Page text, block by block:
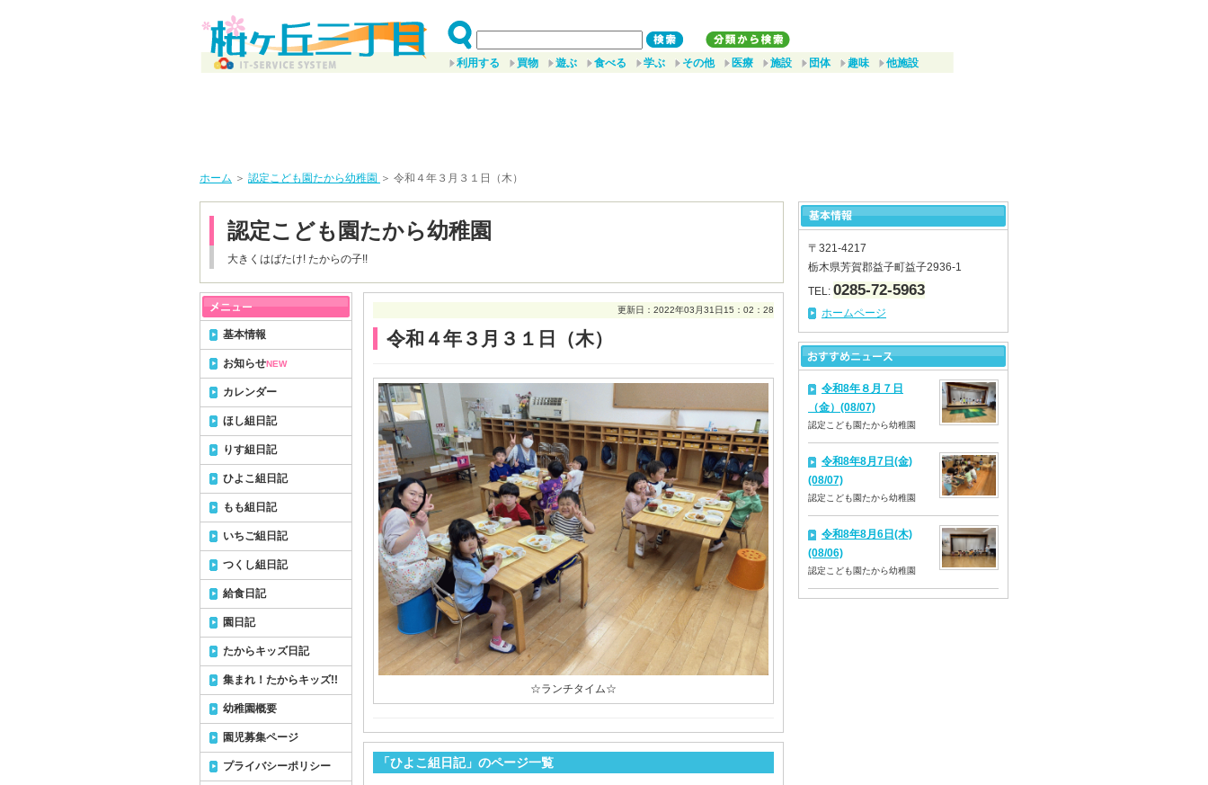
利用する 買物 遊ぶ 食べる 学ぶ その他 医療 施設 団体 趣味 他施設
ホーム ＞ 認定こども園たから幼稚園 ＞ 令和４年３月３１日（木）
認定こども園たから幼稚園
大きくはばたけ! たからの子!!
更新日：2022年03月31日15：02：28
令和４年３月３１日（木）
☆ランチタイム☆
「ひよこ組日記」のページ一覧
基本情報
お知らせNEW
カレンダー
ほし組日記
りす組日記
ひよこ組日記
もも組日記
いちご組日記
つくし組日記
給食日記
園日記
たからキッズ日記
集まれ！たからキッズ!!
幼稚園概要
園児募集ページ
プライバシーポリシー
〒321-4217
栃木県芳賀郡益子町益子2936-1
TEL: 0285-72-5963
ホームページ
令和8年８月７日
（金）(08/07)
認定こども園たから幼稚園
令和8年8月7日(金)
(08/07)
認定こども園たから幼稚園
令和8年8月6日(木)
(08/06)
認定こども園たから幼稚園